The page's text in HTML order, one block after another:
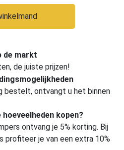
de markt
de juiste prijzen!
bestelt, ontvangt u het binnen
kopen?
ontvang je 5% korting. Bij
profiteer je van een extra 10%